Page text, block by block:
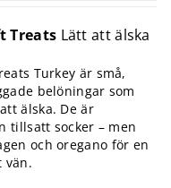
Treats Lätt att älska
Turkey är små,
belöningar som
älska. De är
tillsatt socker – men
och oregano för en
vän.